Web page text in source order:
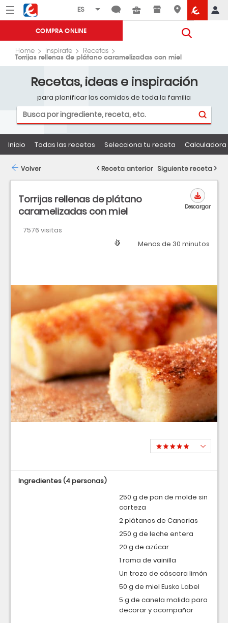
Menú Eroski
COMPRA ONLINE
Home Inspirate Recetas
Torrijas rellenas de plátano caramelizadas con miel
Recetas, ideas e inspiración
para planificar las comidas de toda la familia
Inicio Todas las recetas Selecciona tu receta
Torrijas rellenas de plátano
caramelizadas con miel
7576 visitas
Menos de 30 minutos
Descargar
Ingredientes(4 personas)
250 g de pan de molde sin
corteza
2 plátanos de Canarias
250 g de leche entera
20 g de azúcar
1 rama de vainilla
Un trozo de cáscara limón
50 g de miel Eusko Label
5 g de canela molida para
decorar y acompañar
Volver Receta anterior Siguiente receta